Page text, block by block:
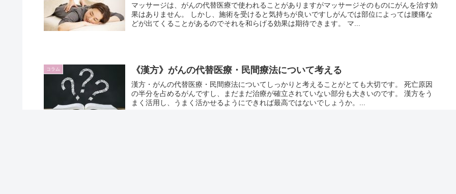
マッサージは、がんの代替医療で使われることがありますがマッサージそのものにがんを治す効
果はありません。 しかし、施術を受けると気持ちが良いですしがんでは部位によっては腰痛な
どが出てくることがあるのでそれを和らげる効果は期待できます。 マ...
コラム 《漢方》がんの代替医療・民間療法について考える
漢方・がんの代替医療・民間療法についてしっかりと考えることがとても大切です。 死亡原因
の半分を占めるがんですし、まだまだ治療が確立されていない部分も大きいのです。 漢方をう
まく活用し、うまく活かせるようにできれば最高ではないでしょうか。...